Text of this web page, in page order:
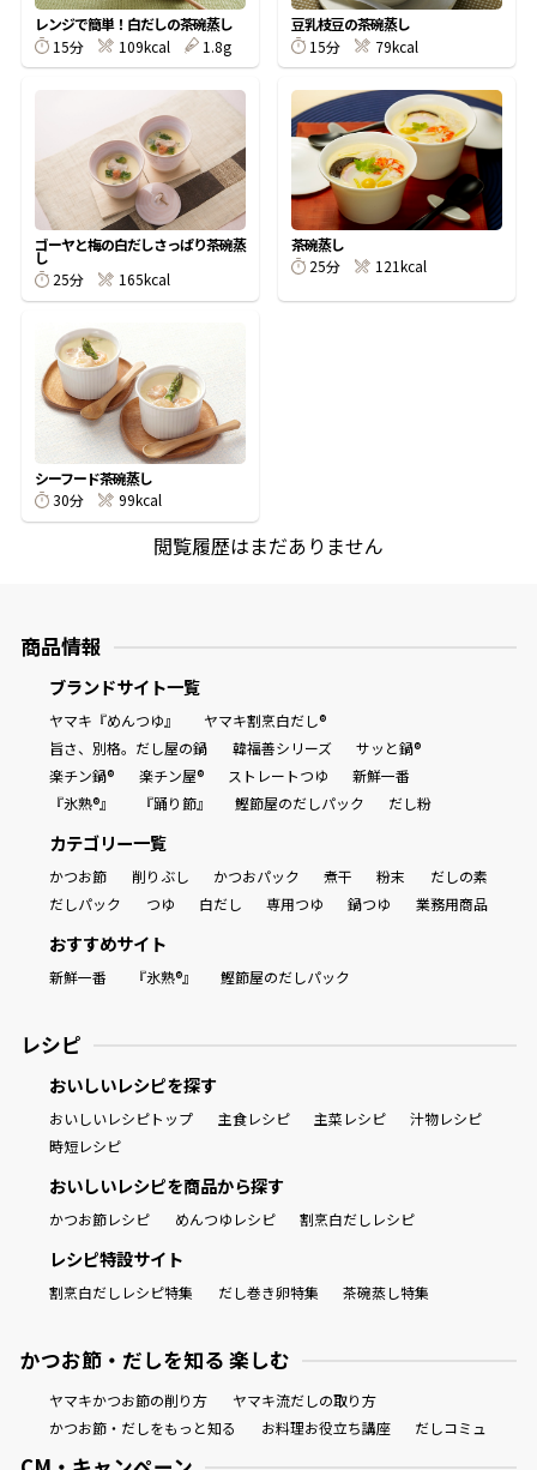
『踊り節』
鰹節屋の
だしパック
だし粉
商品情報一覧
氷熟®︎
だしパック
レンジで簡単！白だしの茶碗蒸し
15分
109kcal 1.8g
豆乳枝豆の茶碗蒸し
15分
79kcal
ゴーヤと梅の白だしさっぱり茶碗蒸
し
25分
165kcal
茶碗蒸し
25分
121kcal
シーフード茶碗蒸し
30分
99kcal
閲覧履歴はまだありません
商品情報
ブランドサイト一覧
ヤマキ『めんつゆ』
ヤマキ割烹白だし®
旨さ、別格。だし屋の鍋
韓福善シリーズ
サッと鍋®
楽チン鍋®
楽チン屋® ストレートつゆ
新鮮一番
『氷熟®』
『踊り節』 鰹節屋のだしパック だし粉
カテゴリー一覧
かつお節 削りぶし かつおパック 煮干 粉末
だしの素
だしパック
つゆ 白だし 専用つゆ 鍋つゆ 業務用商品
おすすめサイト
新鮮一番 『氷熟®』 鰹節屋のだしパック
レシピ
おいしいレシピを探す
おいしいレシピトップ 主食レシピ 主菜レシピ
汁物レシピ
時短レシピ
おいしいレシピを商品から探す
かつお節レシピ めんつゆレシピ 割烹白だしレシピ
レシピ特設サイト
割烹白だしレシピ特集 だし巻き卵特集 茶碗蒸し特集
かつお節・だしを知る 楽しむ
ヤマキかつお節の削り方
ヤマキ流だしの取り方
かつお節・だしをもっと知る
お料理お役立ち講座 だしコミュ